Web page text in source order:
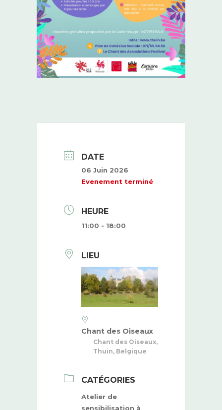
DATE
06 Juin 2026
Evenement terminé
HEURE
11:00 - 18:00
LIEU
Chant des Oiseaux
Chant des Oiseaux,
Thuin, Belgique
CATÉGORIES
Atelier de
sensibilisation à